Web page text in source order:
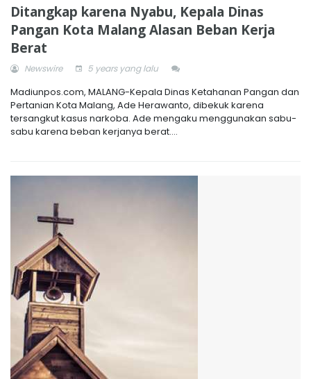
Ditangkap karena Nyabu, Kepala Dinas
Pangan Kota Malang Alasan Beban Kerja
Berat
Newswire 5 years yang lalu
Madiunpos.com, MALANG-Kepala Dinas Ketahanan Pangan dan
Pertanian Kota Malang, Ade Herawanto, dibekuk karena
tersangkut kasus narkoba. Ade mengaku menggunakan sabu-
sabu karena beban kerjanya berat....